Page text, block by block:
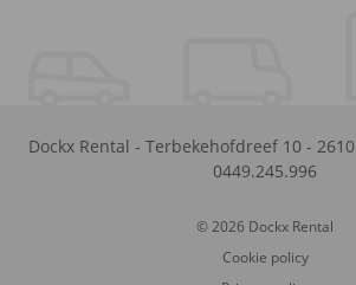
Dockx Rental - Terbekehofdreef 10 - 2610
0449.245.996
© 2026 Dockx Rental
Cookie policy